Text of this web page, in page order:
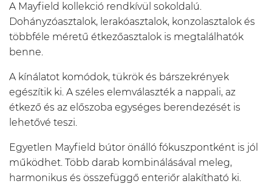
A Mayfield kollekció rendkívül sokoldalú.
Dohányzóasztalok, lerakóasztalok, konzolasztalok és
többféle méretű étkezőasztalok is megtalálhatók
benne.
A kínálatot komódok, tükrök és bárszekrények
egészítik ki. A széles elemválaszték a nappali, az
étkező és az előszoba egységes berendezését is
lehetővé teszi.
Egyetlen Mayfield bútor önálló fókuszpontként is jól
működhet. Több darab kombinálásával meleg,
harmonikus és összefüggő enteriőr alakítható ki.